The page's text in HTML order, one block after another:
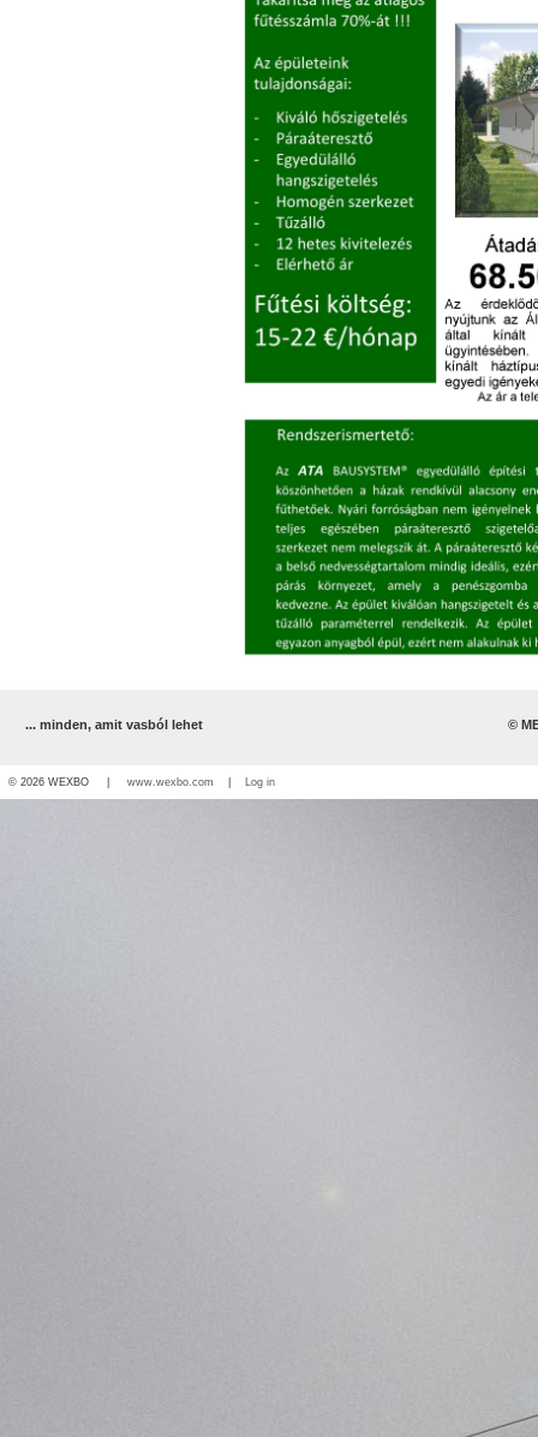
... minden, amit vasból lehet ©
© 2026 WEXBO | www.wexbo.com Log in